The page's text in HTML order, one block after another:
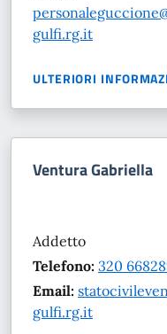
gulfi.rg.it
ULTERIORI
Ventura Gabriella
Addetto
Telefono: 320
Email:
gulfi.rg.it